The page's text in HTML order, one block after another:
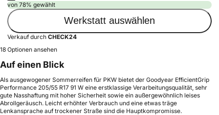
von 78% gewählt
Werkstatt auswählen
Verkauf durch CHECK24
18 Optionen ansehen
Auf einen Blick
Als ausgewogener Sommerreifen für PKW bietet der Goodyear EfficientGrip
Performance 205/55 R17 91 W eine erstklassige Verarbeitungsqualität, sehr
gute Nasshaftung mit hoher Sicherheit sowie ein außergewöhnlich leises
Abrollgeräusch. Leicht erhöhter Verbrauch und eine etwas träge
Lenkansprache auf trockener Straße sind die Hauptkompromisse.